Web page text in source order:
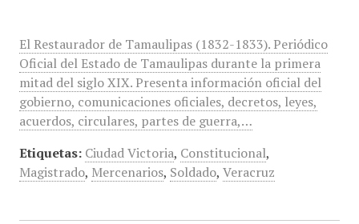
El Restaurador de Tamaulipas (1832-1833). Periódico
Oficial del Estado de Tamaulipas durante la primera
mitad del siglo XIX. Presenta información oficial del
gobierno, comunicaciones oficiales, decretos, leyes,
acuerdos, circulares, partes de guerra,…
Etiquetas: Ciudad Victoria, Constitucional,
Magistrado, Mercenarios, Soldado, Veracruz